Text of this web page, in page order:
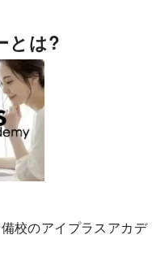
とは?
校のアイプラスアカデ